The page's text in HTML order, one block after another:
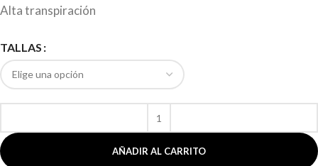
Alta transpiración
TALLAS
AÑADIR AL CARRITO